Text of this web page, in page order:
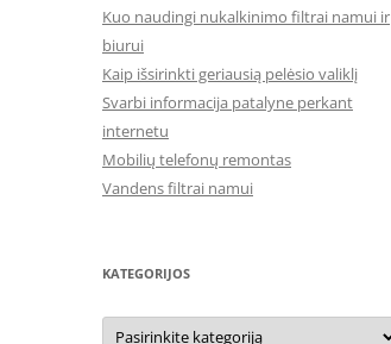
Kuo naudingi nukalkinimo filtrai namui ir
biurui
Kaip išsirinkti geriausią pelėsio valiklį
Svarbi informacija patalyne perkant
internetu
Mobilių telefonų remontas
Vandens filtrai namui
KATEGORIJOS
Kategorijos